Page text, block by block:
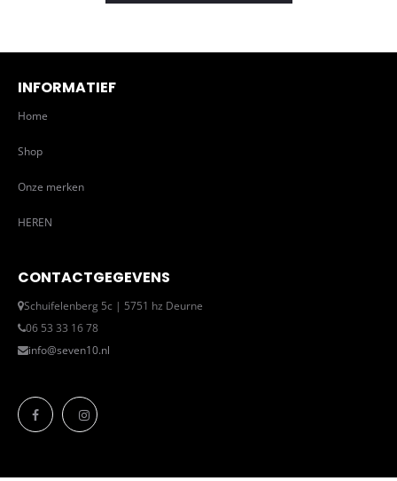
INFORMATIEF
Home
Shop
Onze merken
HEREN
CONTACTGEGEVENS
Schuifelenberg 5c | 5751 hz Deurne
06 53 33 16 78
info@seven10.nl